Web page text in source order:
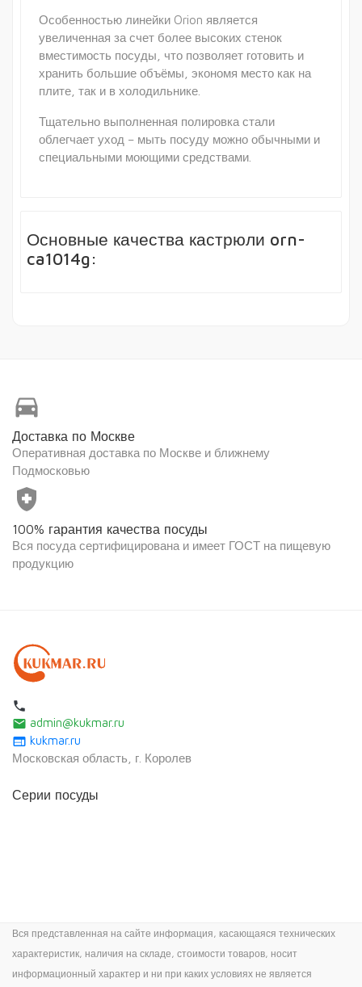
Особенностью линейки Orion является
увеличенная за счет более высоких стенок
вместимость посуды, что позволяет готовить и
хранить большие объёмы, экономя место как на
плите, так и в холодильнике.
Тщательно выполненная полировка стали
облегчает уход – мыть посуду можно обычными и
специальными моющими средствами.
Основные качества кастрюли orn-
ca1014g:
directions_car
Доставка по Москве
Оперативная доставка по Москве и ближнему
Подмосковью
health_and_safety
100% гарантия качества посуды
Вся посуда сертифицирована и имеет ГОСТ на пищевую
продукцию
local_phone
email admin@kukmar.ru
web kukmar.ru
Московская область, г. Королев
Серии посуды
Вся представленная на сайте информация, касающаяся технических
характеристик, наличия на складе, стоимости товаров, носит
информационный характер и ни при каких условиях не является